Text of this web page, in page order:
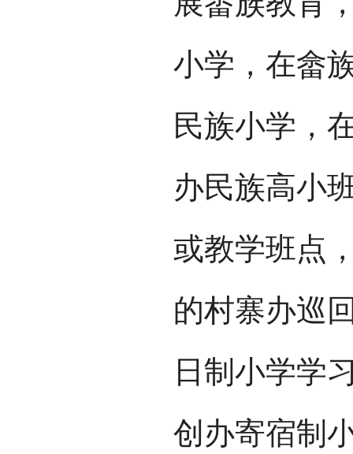
小学，在畲
民族小学，
办民族高小
或教学班点
的村寨办巡
日制小学学
创办寄宿制